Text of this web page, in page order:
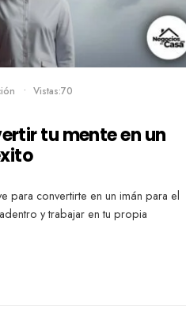
• Vistas:70
tu mente en un
para convertirte en un imán para el
y trabajar en tu propia